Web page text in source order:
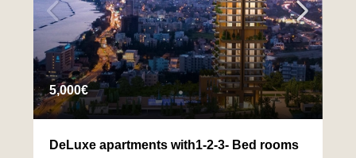
5,000€
DeLuxe apartments with1-2-3- Bed rooms